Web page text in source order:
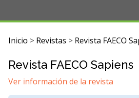
Inicio > Revistas > Revista FAECO
Revista FAECO Sapiens
Ver información de la revista